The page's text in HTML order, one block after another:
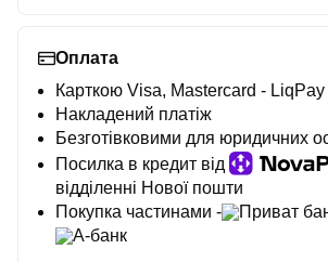
Оплата
Карткою Visa, Mastercard - LiqPay
Накладений платіж
Безготівковими для юридичних
Посилка в кредит від
відділенні Нової пошти
Покупка частинами -
Приват
А-банк